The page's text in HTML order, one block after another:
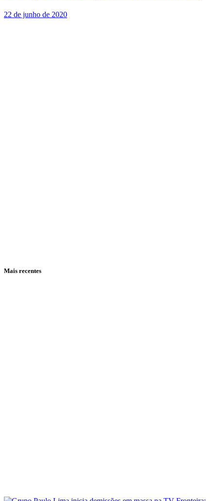
22 de junho de 2020
Mais recentes